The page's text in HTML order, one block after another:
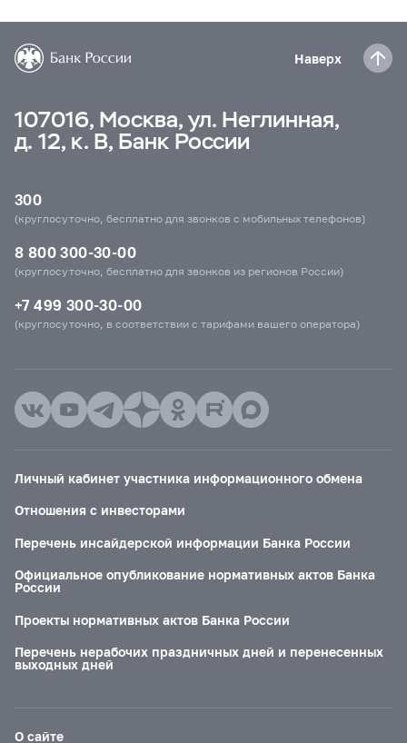
Наверх
107016, Москва, ул. Неглинная,
д. 12, к. В, Банк России
300
(круглосуточно, бесплатно для звонков с мобильных телефонов)
8 800 300-30-00
(круглосуточно, бесплатно для звонков из регионов России)
+7 499 300-30-00
(круглосуточно, в соответствии с тарифами вашего оператора)
Личный кабинет участника информационного обмена
Отношения с инвесторами
Перечень инсайдерской информации Банка России
Официальное опубликование нормативных актов Банка
России
Проекты нормативных актов Банка России
Перечень нерабочих праздничных дней и перенесенных
выходных дней
О сайте